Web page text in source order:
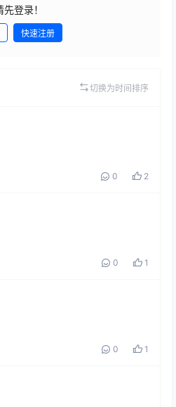
先登录！
快速注册
切换为时间排序
0 2
0 1
0 1